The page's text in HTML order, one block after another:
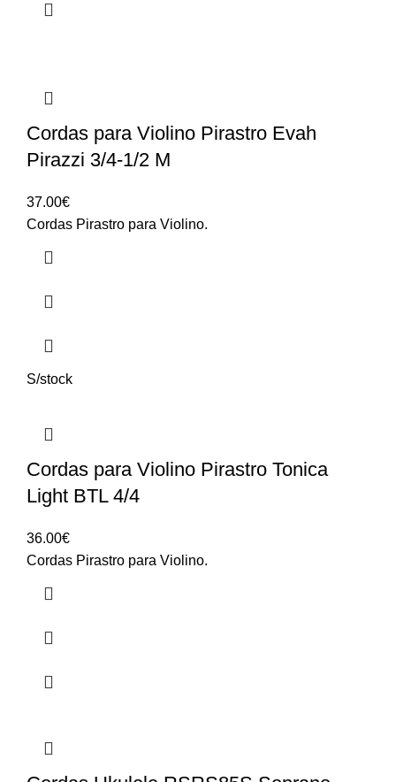
Cordas para Violino Pirastro Evah
Pirazzi 3/4-1/2 M
37.00€
Cordas Pirastro para Violino.
S/stock
Cordas para Violino Pirastro Tonica
Light BTL 4/4
36.00€
Cordas Pirastro para Violino.